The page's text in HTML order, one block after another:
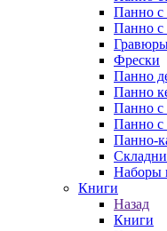
Панно с
Панно с
Фрески
Панно
Панно
Панно с
Панно с
Панно-
Наборы
Книги
Назад
Книги